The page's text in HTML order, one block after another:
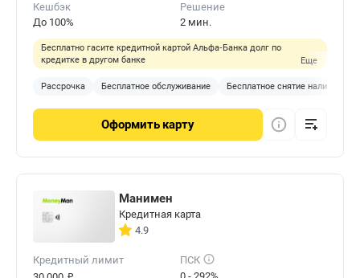
Кешбэк
До 100%
Решение
2 мин.
Бесплатно гасите кредитной картой Альфа‑Банка долг по
кредитке в другом банке
Еще
Рассрочка Бесплатное обслуживание Бесплатное снятие наличных
Оформить карту
Манимен
Кредитная карта
4.9
Кредитный лимит
ПСК